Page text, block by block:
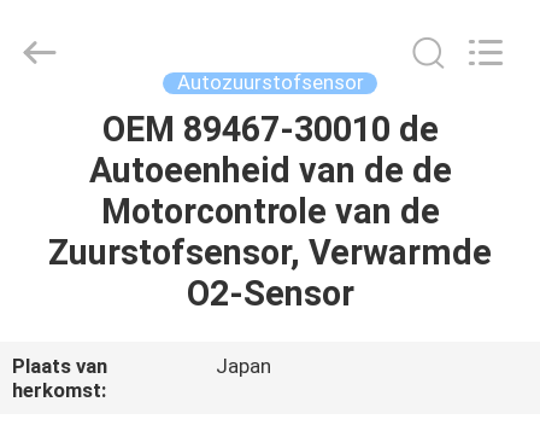
PRODUCTEN
FABRIEKSREIS
Limited.
Autozuurstofsensor
OEM 89467-30010 de
Autoeenheid van de de
Motorcontrole van de
Zuurstofsensor, Verwarmde
O2-Sensor
Plaats van
herkomst:
Japan